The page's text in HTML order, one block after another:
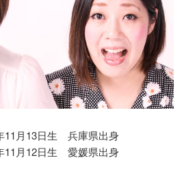
11月13日生 兵庫県出身
11月12日生 愛媛県出身